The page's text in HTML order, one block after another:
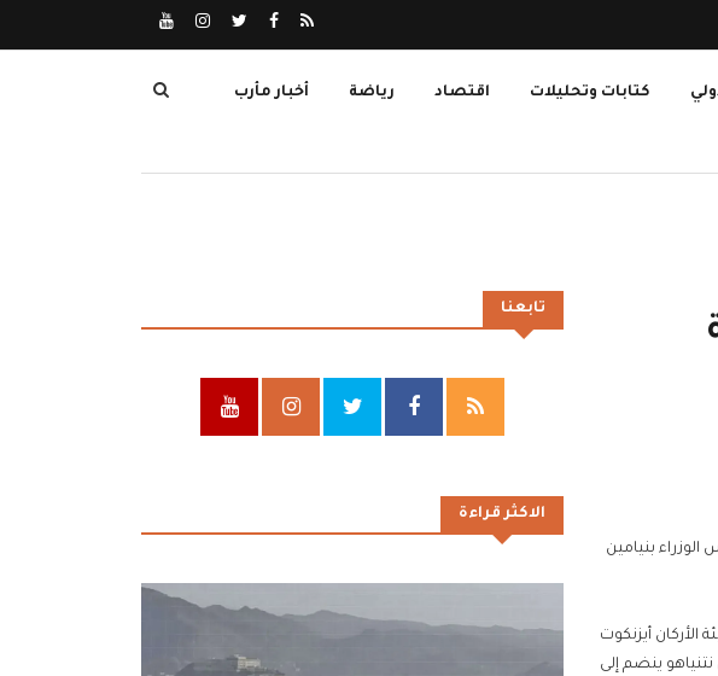
كتابات وتحليلات اقتصاد رياضة أخبار مأرب
بنيامين
الأركان أيزنكوت
ينضم إلى
تابعنا
الاكثر قراءة